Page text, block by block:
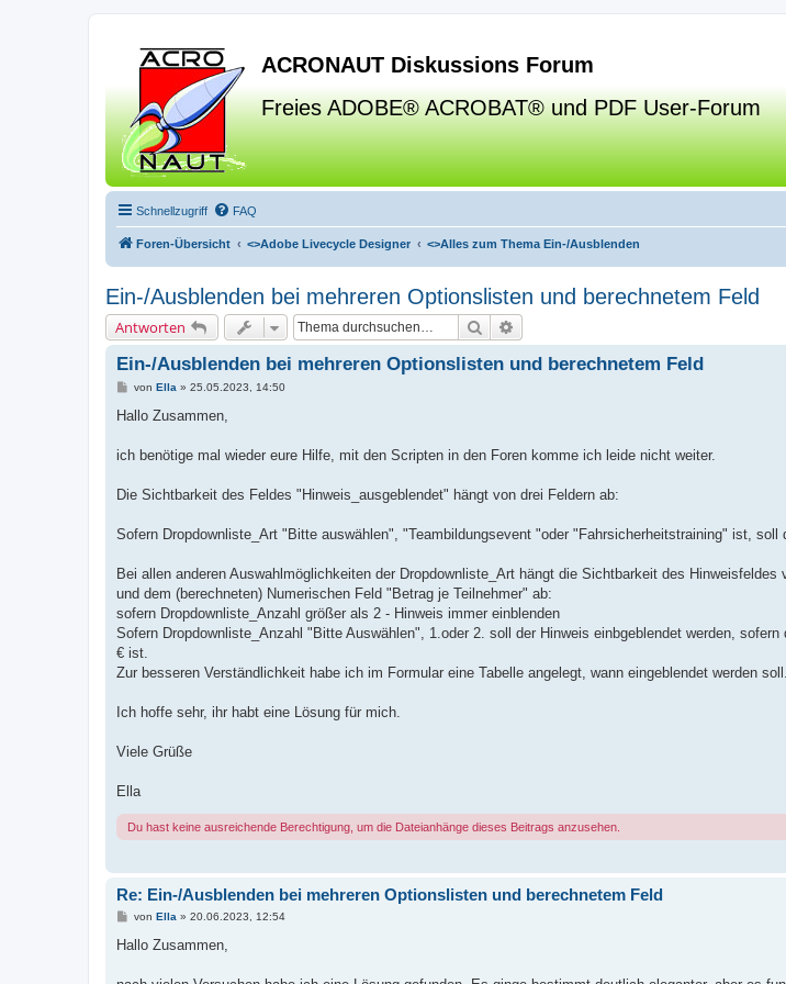
ACRONAUT Diskussions Forum
Freies ADOBE® ACROBAT® und PDF User-Forum
Schnellzugriff FAQ
Foren-Übersicht <>Adobe Livecycle Designer <>Alles zum Thema Ein-/Ausblenden
Ein-/Ausblenden bei mehreren Optionslisten und berechnetem Feld
Antworten Suche
Ein-/Ausblenden bei mehreren Optionslisten und berechnetem Feld
B
i
a
von Ella » 25.05.2023, 14:50
Hallo Zusammen,
ich benötige mal wieder eure Hilfe, mit den Scripten in den Foren komme ich leide nicht weiter.
Die Sichtbarkeit des Feldes "Hinweis_ausgeblendet" hängt von drei Feldern ab:
Sofern Dropdownliste_Art "Bitte auswählen", "Teambildungsevent "oder "Fahrsicherheitstraining" ist, soll
Bei allen anderen Auswahlmöglichkeiten der Dropdownliste_Art hängt die Sichtbarkeit des Hinweisfeldes
und dem (berechneten) Numerischen Feld "Betrag je Teilnehmer" ab:
sofern Dropdownliste_Anzahl größer als 2 - Hinweis immer einblenden
Sofern Dropdownliste_Anzahl "Bitte Auswählen", 1.oder 2. soll der Hinweis einbgeblendet werden,
€ ist.
Zur besseren Verständlichkeit habe ich im Formular eine Tabelle angelegt, wann eingeblendet werden soll.
Ich hoffe sehr, ihr habt eine Lösung für mich.
Viele Grüße
Ella
Du hast keine ausreichende Berechtigung, um die Dateianhänge dieses Beitrags anzusehen.
Re: Ein-/Ausblenden bei mehreren Optionslisten und berechnetem Feld
B
i
a
von Ella » 20.06.2023, 12:54
Hallo Zusammen,